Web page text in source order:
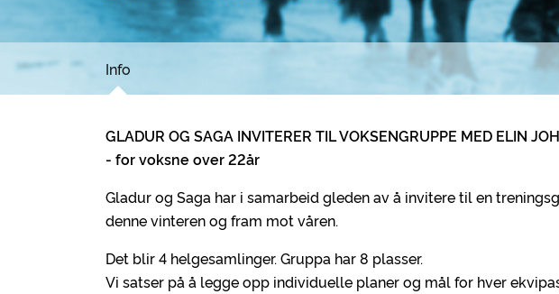
Info
GLADUR OG SAGA INVITERER TIL VOKSENGRUPPE MED ELIN
- for voksne over 22år
Gladur og Saga har i samarbeid gleden av å invitere til en
denne vinteren og fram mot våren.
Det blir 4 helgesamlinger. Gruppa har 8 plasser.
Vi satser på å legge opp individuelle planer og mål for hver